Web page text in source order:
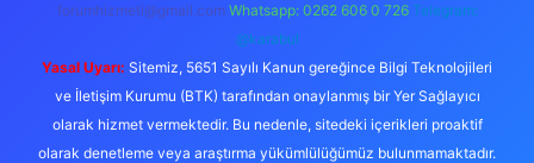
forumhizmeti@gmail.com Whatsapp: 0262 606 0 726 Telegram:
@karabul
Yasal Uyarı: Sitemiz, 5651 Sayılı Kanun gereğince Bilgi Teknolojileri
ve İletişim Kurumu (BTK) tarafından onaylanmış bir Yer Sağlayıcı
olarak hizmet vermektedir. Bu nedenle, sitedeki içerikleri proaktif
olarak denetleme veya araştırma yükümlülüğümüz bulunmamaktadır.